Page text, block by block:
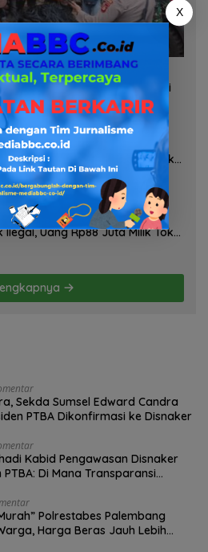
Ratusan Massa untuk Halangi
Jalur Hukum
2026
Limbah PT Tirta Freshindo
Banyuasin Jadi Sorotan: Publik
Pemerintah dan
2026
Oknum Pol Airud Jadi Broker
Ilegal, Uang Rp88 Juta Milik Toke
Sekda Sumsel Edward Candra
PTBA Dikonfirmasi ke Disnaker
Kabid Pengawasan Disnaker
PTBA: Di Mana Transparansi
Polrestabes Palembang
Harga Beras Jauh Lebih
X